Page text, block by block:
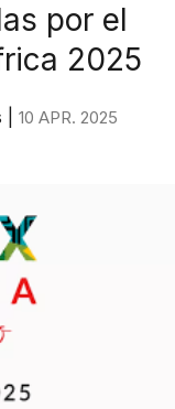
por el
2025
10 APR. 2025